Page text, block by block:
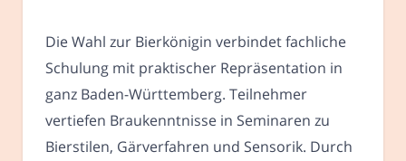
Die Wahl zur Bierkönigin verbindet fachliche
Schulung mit praktischer Repräsentation in
ganz Baden-Württemberg. Teilnehmer
vertiefen Braukenntnisse in Seminaren zu
Bierstilen, Gärverfahren und Sensorik. Durch